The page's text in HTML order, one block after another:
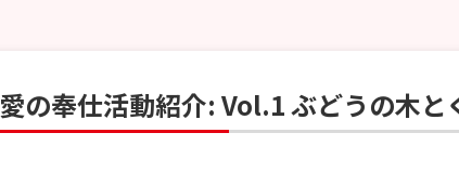
愛の奉仕活動紹介: Vol.1 ぶどうの木と